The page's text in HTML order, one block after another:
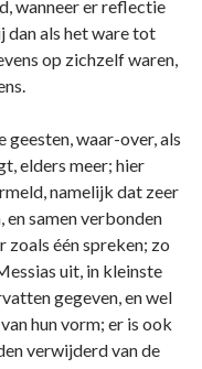
wanneer er reflectie
dan als het ware tot
op zichzelf waren,
geesten, waar-over, als
elders meer; hier
namelijk dat zeer
en samen verbonden
zoals één spreken; zo
uit, in kleinste
gegeven, en wel
hun vorm; er is ook
verwijderd van de